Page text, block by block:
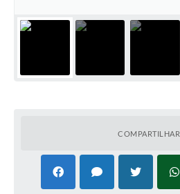
COMPARTILHAR